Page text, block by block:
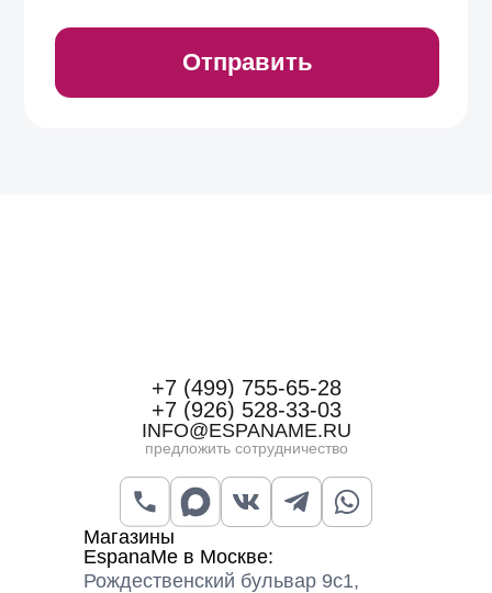
Магазины
EspanaMe в Москве:
Рождественский бульвар 9с1,
+7 (499) 755-65-28
+7 (926) 528-33-03
INFO@ESPANAME.RU
предложить сотрудничество